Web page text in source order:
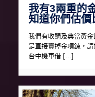
我有3兩重的
知道你們估價
我們有收購及典當黃
是直接賣掉金項鍊，
台中機車借 […]